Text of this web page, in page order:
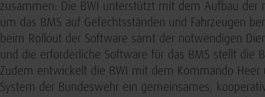
zusammen: Die BWI unterstützt mit dem Aufbau der
um das BMS auf Gefechtsständen und Fahrzeugen
beim Rollout der Software samt der notwendigen
und die erforderliche Software für das BMS stellt die
Zudem entwickelt die BWI mit dem Kommando Heer
System der Bundeswehr ein gemeinsames,